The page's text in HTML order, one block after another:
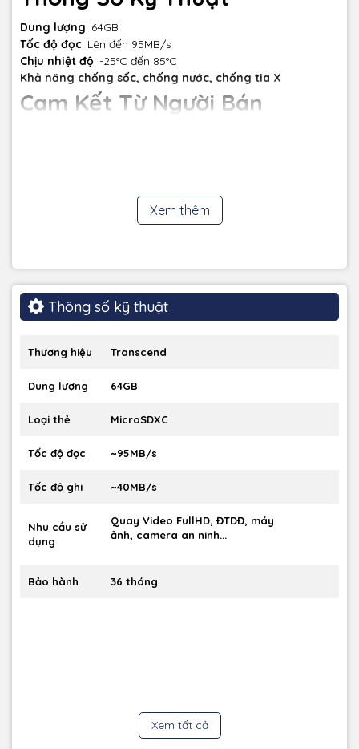
Dung lượng: 64GB
Tốc độ đọc: Lên đến 95MB/s
Chịu nhiệt độ: -25°C đến 85°C
Khả năng chống sốc, chống nước, chống tia X
Cam Kết Từ Người Bán
Xem thêm
Thông số kỹ thuật
Thương hiệu Transcend
Dung lượng 64GB
Loại thẻ MicroSDXC
Tốc độ đọc ~95MB/s
Tốc độ ghi ~40MB/s
Nhu cầu sử
dụng
Quay Video FullHD, ĐTDĐ, máy
ảnh, camera an ninh...
Bảo hành 36 tháng
Xem tất cả